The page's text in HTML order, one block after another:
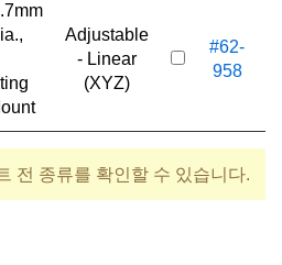
Adjustable
- Linear
(XYZ)
#62-
958
전 종류를 확인할 수 있습니다.